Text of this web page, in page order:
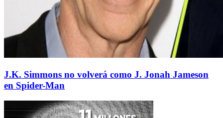
J.K. Simmons no volverá como J. Jonah Jameson
en Spider-Man